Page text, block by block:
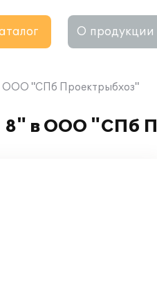
О продукции
ООО "СПб Проектрыбхоз"
8" в ООО "СПб